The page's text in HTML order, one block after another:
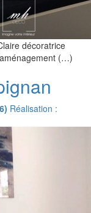
décoratrice
(…)
Réalisation :